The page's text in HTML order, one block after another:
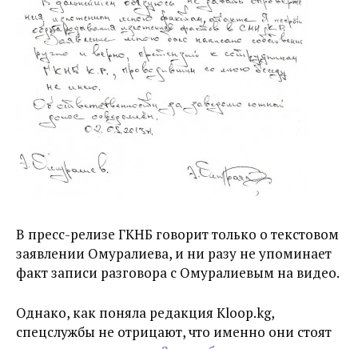
В пресс-релизе ГКНБ говорит только о текстовом
заявлении Омуралиева, и ни разу не упоминает
факт записи разговора с Омуралиевым на видео.
Однако, как поняла редакция Kloop.kg,
спецслужбы не отрицают, что именно они стоят